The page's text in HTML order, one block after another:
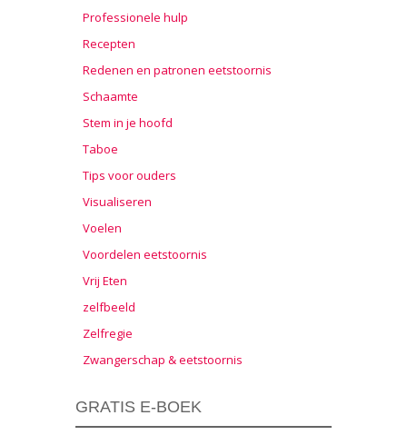
Professionele hulp
Recepten
Redenen en patronen eetstoornis
Schaamte
Stem in je hoofd
Taboe
Tips voor ouders
Visualiseren
Voelen
Voordelen eetstoornis
Vrij Eten
zelfbeeld
Zelfregie
Zwangerschap & eetstoornis
GRATIS E-BOEK